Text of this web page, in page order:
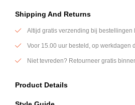
Shipping And Returns
Altijd gratis verzending bij bestellingen
Voor 15.00 uur besteld, op werkdagen
Niet tevreden? Retourneer gratis
Product Details
De Bronx Monogram broek van Genti